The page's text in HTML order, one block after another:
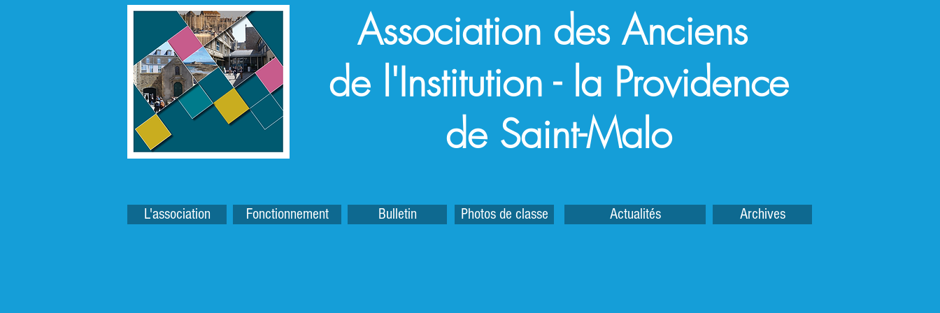
Association des Anciens
de l'Institution - la Providence
de Saint-Malo
L'association Fonctionnement Bulletin Photos de classe Actualités Archives